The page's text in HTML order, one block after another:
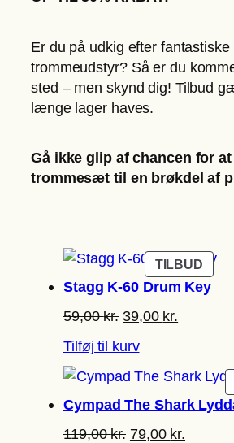
Er du på udkig efter fantastiske
trommeudstyr? Så er du
sted – men skynd dig! Tilbud
længe lager haves.
Gå ikke glip af chancen for
trommesæt til en brøkdel af
TILBUD VARE
PÅ
Stagg K-60 Drum Key
59,00kr. Den
pris
var:
59,00 kr..
39,00 kr.
er:
39,00
Tilføj til kurv
Cympad The Shark
119,00kr. Den
79,00 kr.